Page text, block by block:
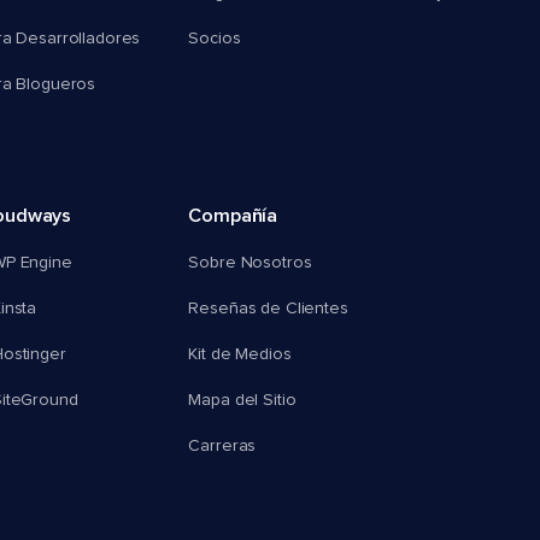
Desarrolladores
Blogueros
Socios
Engine
Compañía
Sobre Nosotros
Reseñas de Clientes
Kit de Medios
Mapa del Sitio
Carreras